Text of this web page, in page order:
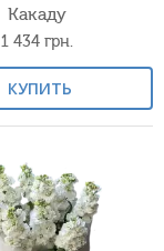
Какаду
1 434 грн.
КУПИТЬ